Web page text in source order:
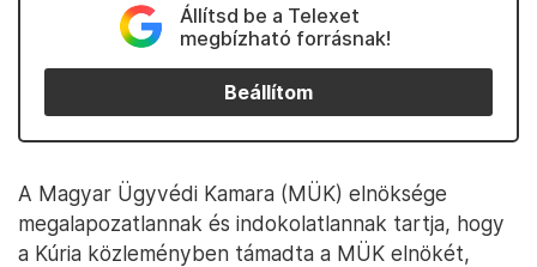
Állítsd be a Telexet
megbízható forrásnak!
Beállítom
A Magyar Ügyvédi Kamara (MÜK) elnöksége
megalapozatlannak és indokolatlannak tartja, hogy
a Kúria közleményben támadta a MÜK elnökét,